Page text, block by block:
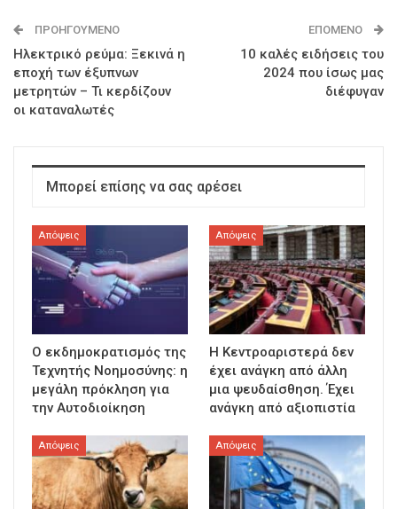
ΠΡΟΗΓΟΎΜΕΝΟ
Ηλεκτρικό ρεύμα: Ξεκινά η
εποχή των έξυπνων
μετρητών – Τι κερδίζουν
οι καταναλωτές
ΕΠΌΜΕΝΟ
10 καλές ειδήσεις του
2024 που ίσως μας
διέφυγαν
Μπορεί επίσης να σας αρέσει
Απόψεις
Ο εκδημοκρατισμός της
Τεχνητής Νοημοσύνης: η
μεγάλη πρόκληση για
την Αυτοδιοίκηση
Απόψεις
Η Κεντροαριστερά δεν
έχει ανάγκη από άλλη
μια ψευδαίσθηση. Έχει
ανάγκη από αξιοπιστία
Απόψεις Απόψεις